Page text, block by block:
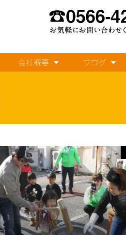
会社概要 ブログ